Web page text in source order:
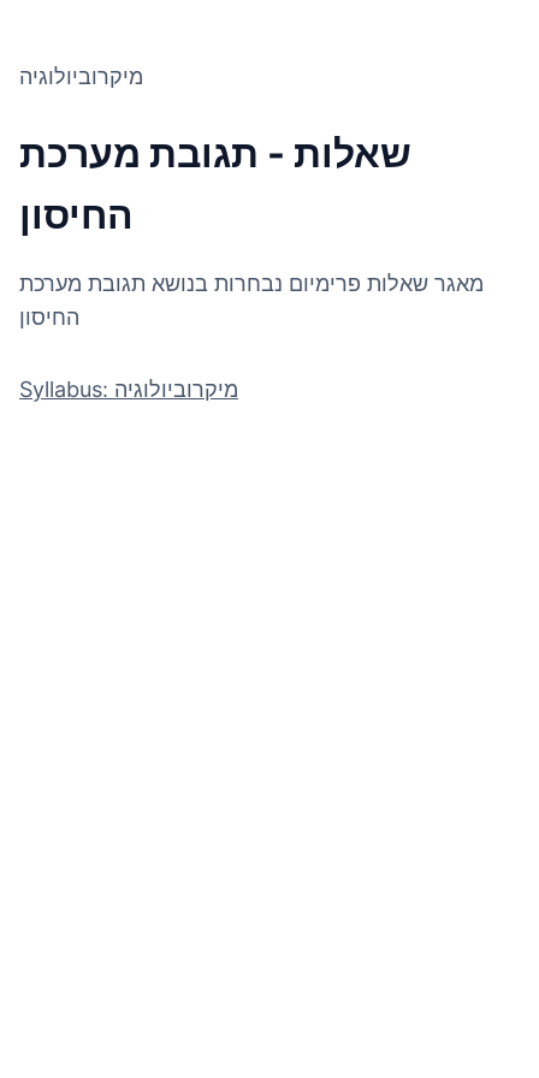
מיקרוביולוגיה
שאלות - תגובת מערכת
החיסון
מאגר שאלות פרימיום נבחרות בנושא תגובת מערכת
החיסון
Syllabus: מיקרוביולוגיה